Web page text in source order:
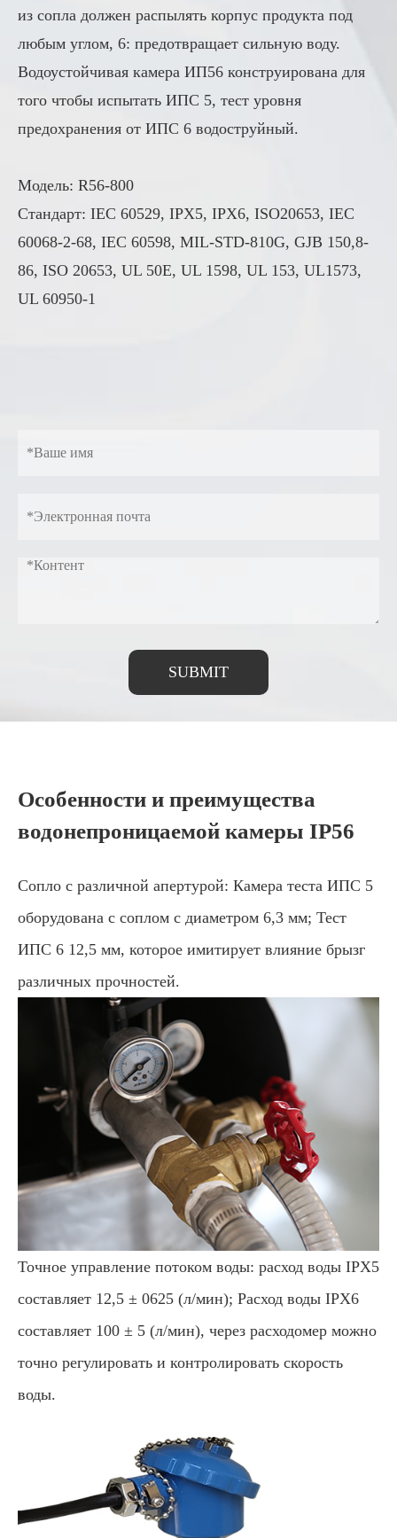
из сопла должен распылять корпус продукта под
любым углом, 6: предотвращает сильную воду.
Водоустойчивая камера ИП56 конструирована для
того чтобы испытать ИПС 5, тест уровня
предохранения от ИПС 6 водоструйный.
Модель: R56-800
Стандарт: IEC 60529, IPX5, IPX6, ISO20653, IEC
60068-2-68, IEC 60598, MIL-STD-810G, GJB 150,8-
86, ISO 20653, UL 50E, UL 1598, UL 153, UL1573,
UL 60950-1
SUBMIT
Особенности и преимущества
водонепроницаемой камеры IP56
Сопло с различной апертурой: Камера теста ИПС 5
оборудована с соплом с диаметром 6,3 мм; Тест
ИПС 6 12,5 мм, которое имитирует влияние брызг
различных прочностей.
Точное управление потоком воды: расход воды IPX5
составляет 12,5 ± 0625 (л/мин); Расход воды IPX6
составляет 100 ± 5 (л/мин), через расходомер можно
точно регулировать и контролировать скорость
воды.